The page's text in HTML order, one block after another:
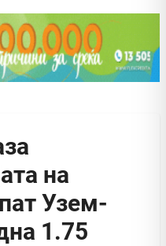
на
Узем-
1.75